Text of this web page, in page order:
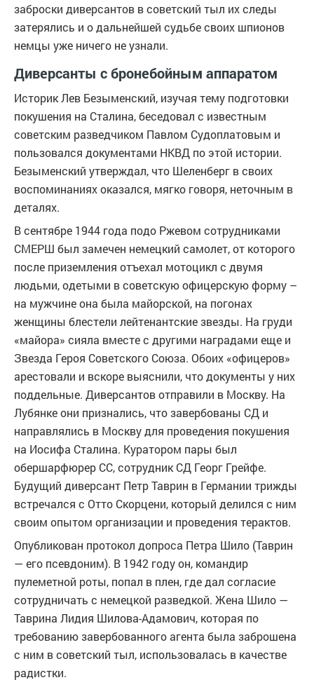
заброски диверсантов в советский тыл их следы
затерялись и о дальнейшей судьбе своих шпионов
немцы уже ничего не узнали.
Диверсанты с бронебойным аппаратом
Историк Лев Безыменский, изучая тему подготовки
покушения на Сталина, беседовал с известным
советским разведчиком Павлом Судоплатовым и
пользовался документами НКВД по этой истории.
Безыменский утверждал, что Шеленберг в своих
воспоминаниях оказался, мягко говоря, неточным в
деталях.
В сентябре 1944 года подо Ржевом сотрудниками
СМЕРШ был замечен немецкий самолет, от которого
после приземления отъехал мотоцикл с двумя
людьми, одетыми в советскую офицерскую форму –
на мужчине она была майорской, на погонах
женщины блестели лейтенантские звезды. На груди
«майора» сияла вместе с другими наградами еще и
Звезда Героя Советского Союза. Обоих «офицеров»
арестовали и вскоре выяснили, что документы у них
поддельные. Диверсантов отправили в Москву. На
Лубянке они признались, что завербованы СД и
направлялись в Москву для проведения покушения
на Иосифа Сталина. Куратором пары был
обершарфюрер СС, сотрудник СД Георг Грейфе.
Будущий диверсант Петр Таврин в Германии трижды
встречался с Отто Скорцени, который делился с ним
своим опытом организации и проведения терактов.
Опубликован протокол допроса Петра Шило (Таврин
— его псевдоним). В 1942 году он, командир
пулеметной роты, попал в плен, где дал согласие
сотрудничать с немецкой разведкой. Жена Шило —
Таврина Лидия Шилова-Адамович, которая по
требованию завербованного агента была заброшена
с ним в советский тыл, использовалась в качестве
радистки.